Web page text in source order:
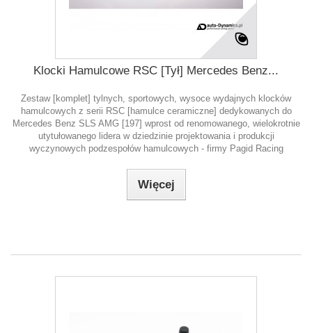
Klocki Hamulcowe RSC [Tył] Mercedes Benz...
Zestaw [komplet] tylnych, sportowych, wysoce wydajnych klocków
hamulcowych z serii RSC [hamulce ceramiczne] dedykowanych do
Mercedes Benz SLS AMG [197] wprost od renomowanego, wielokrotnie
utytułowanego lidera w dziedzinie projektowania i produkcji
wyczynowych podzespołów hamulcowych - firmy Pagid Racing
Więcej